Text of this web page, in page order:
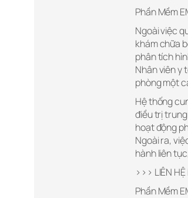
Phần Mềm
Ngoài việc
khám chữa
phân tích
Nhân viên y
phòng một
Hệ thống
điều trị
hoạt động
Ngoài ra,
hành liên
>>> LIÊN HỆ
Phần Mềm